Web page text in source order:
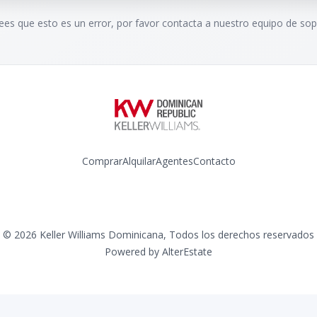
que esto es un error, por favor contacta a nuestro equipo de
ComprarAlquilarAgentesContacto
© 2026 Keller Williams Dominicana, Todos los derechos reservados
Powered by AlterEstate